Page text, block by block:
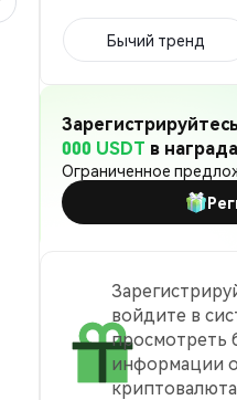
Бычий тренд
000 USDT в
Ограниченное
войдите в
просмотреть
информации о